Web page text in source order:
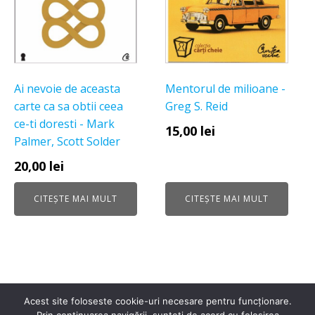
Ai nevoie de aceasta
carte ca sa obtii ceea
ce-ti doresti - Mark
Palmer, Scott Solder
20,00 lei
CITEȘTE MAI MULT
Mentorul de milioane -
Greg S. Reid
15,00 lei
CITEȘTE MAI MULT
Acest site foloseste cookie-uri necesare pentru funcționare.